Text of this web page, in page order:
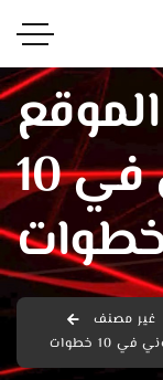
الإلكتروني في 10
غير مصنف
خطوات